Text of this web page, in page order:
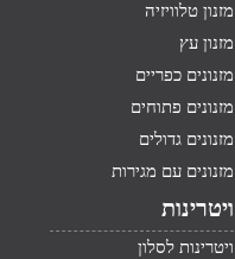
מזנון טלוויזיה
מזנון עץ
מזנונים כפריים
מזנונים פתוחים
מזנונים גדולים
מזנונים עם מגירות
ויטרינות
ויטרינות לסלון